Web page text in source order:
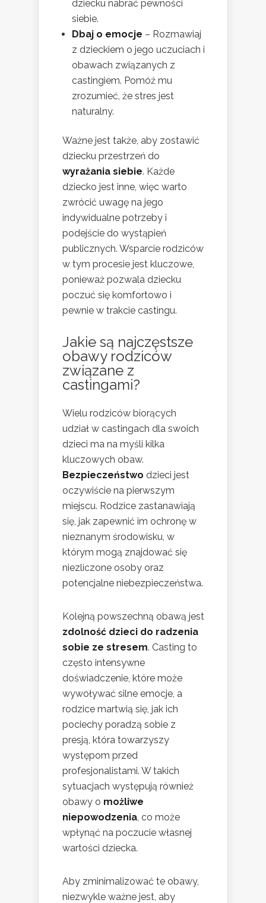
dziecku nabrać pewności
siebie.
Dbaj o emocje – Rozmawiaj
z dzieckiem o jego uczuciach i
obawach związanych z
castingiem. Pomóż mu
zrozumieć, że stres jest
naturalny.
Ważne jest także, aby zostawić
dziecku przestrzeń do
wyrażania siebie. Każde
dziecko jest inne, więc warto
zwrócić uwagę na jego
indywidualne potrzeby i
podejście do wystąpień
publicznych. Wsparcie rodziców
w tym procesie jest kluczowe,
ponieważ pozwala dziecku
poczuć się komfortowo i
pewnie w trakcie castingu.
Jakie są najczęstsze
obawy rodziców
związane z
castingami?
Wielu rodziców biorących
udział w castingach dla swoich
dzieci ma na myśli kilka
kluczowych obaw.
Bezpieczeństwo dzieci jest
oczywiście na pierwszym
miejscu. Rodzice zastanawiają
się, jak zapewnić im ochronę w
nieznanym środowisku, w
którym mogą znajdować się
niezliczone osoby oraz
potencjalne niebezpieczeństwa.
Kolejną powszechną obawą jest
zdolność dzieci do radzenia
sobie ze stresem. Casting to
często intensywne
doświadczenie, które może
wywoływać silne emocje, a
rodzice martwią się, jak ich
pociechy poradzą sobie z
presją, która towarzyszy
występom przed
profesjonalistami. W takich
sytuacjach występują również
obawy o możliwe
niepowodzenia, co może
wpłynąć na poczucie własnej
wartości dziecka.
Aby zminimalizować te obawy,
niezwykle ważne jest, aby